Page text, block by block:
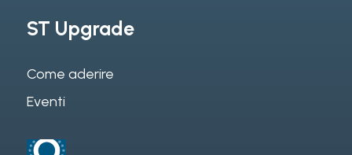
ST Upgrade
Come aderire
Eventi